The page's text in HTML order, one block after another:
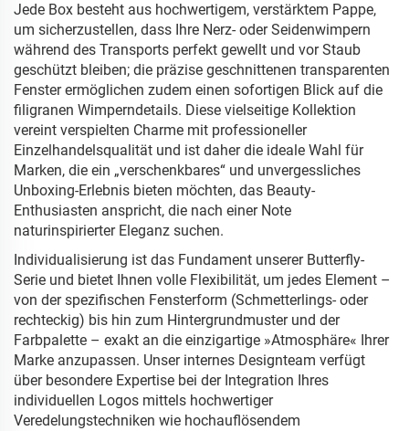
Jede Box besteht aus hochwertigem, verstärktem Pappe,
um sicherzustellen, dass Ihre Nerz- oder Seidenwimpern
während des Transports perfekt gewellt und vor Staub
geschützt bleiben; die präzise geschnittenen transparenten
Fenster ermöglichen zudem einen sofortigen Blick auf die
filigranen Wimperndetails. Diese vielseitige Kollektion
vereint verspielten Charme mit professioneller
Einzelhandelsqualität und ist daher die ideale Wahl für
Marken, die ein „verschenkbares“ und unvergessliches
Unboxing-Erlebnis bieten möchten, das Beauty-
Enthusiasten anspricht, die nach einer Note
naturinspirierter Eleganz suchen.
Individualisierung ist das Fundament unserer Butterfly-
Serie und bietet Ihnen volle Flexibilität, um jedes Element –
von der spezifischen Fensterform (Schmetterlings- oder
rechteckig) bis hin zum Hintergrundmuster und der
Farbpalette – exakt an die einzigartige »Atmosphäre« Ihrer
Marke anzupassen. Unser internes Designteam verfügt
über besondere Expertise bei der Integration Ihres
individuellen Logos mittels hochwertiger
Veredelungstechniken wie hochauflösendem